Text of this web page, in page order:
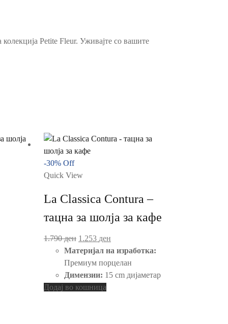
Petite Fleur. Уживајте со вашите
-30% Off
Quick View
La Classica Contura –
тацна за шолја за кафе
1.790ден Original
price
was:
1.790 ден.
1.253 ден
price
is:
1.253 ден.
Материјал на изработка:
Премиум порцелан
Димензии: 15 cm дијаметар
Додај во кошница